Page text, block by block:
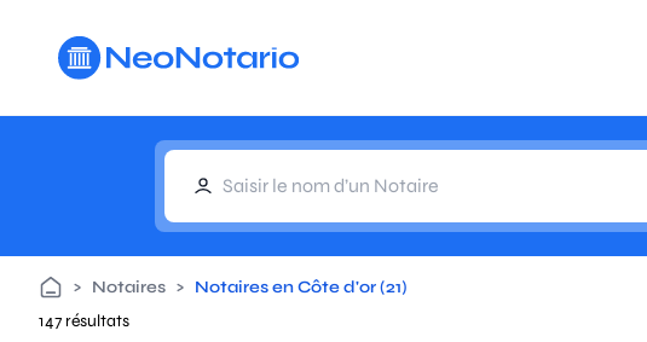
> Notaires > Notaires en Côte d'or (21)
147 résultats